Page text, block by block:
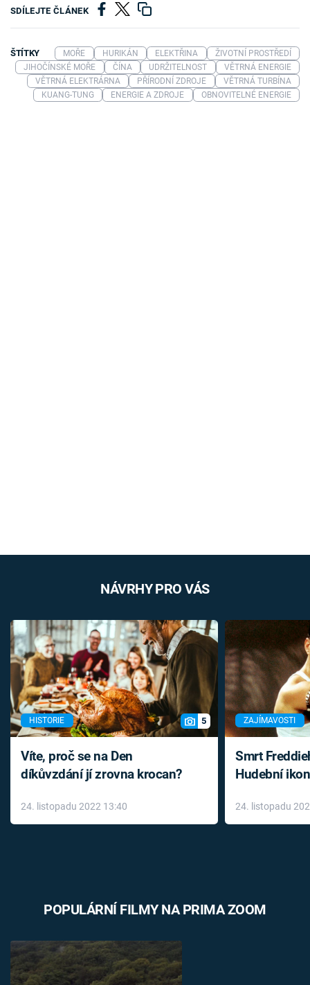
SDÍLEJTE ČLÁNEK
ŠTÍTKY MOŘE HURIKÁN ELEKTŘINA
ŽIVOTNÍ PROSTŘEDÍ
JIHOČÍNSKÉ MOŘE
ČÍNA UDRŽITELNOST
VĚTRNÁ ENERGIE
VĚTRNÁ ELEKTRÁRNA
PŘÍRODNÍ ZDROJE
VĚTRNÁ TURBÍNA
KUANG-TUNG
ENERGIE A ZDROJE OBNOVITELNÉ ENERGIE
NÁVRHY PRO VÁS
HISTORIE 5
Víte, proč se na Den
díkůvzdání jí zrovna krocan?
24. listopadu 2022 13:40
ZAJÍMAVOSTI
Smrt
Hudební
léky
24. listopadu
POPULÁRNÍ FILMY NA PRIMA ZOOM